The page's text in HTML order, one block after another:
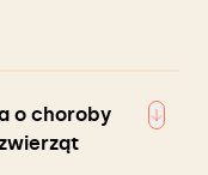
o choroby